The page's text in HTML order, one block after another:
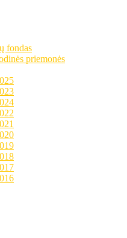
fondas
priemonės